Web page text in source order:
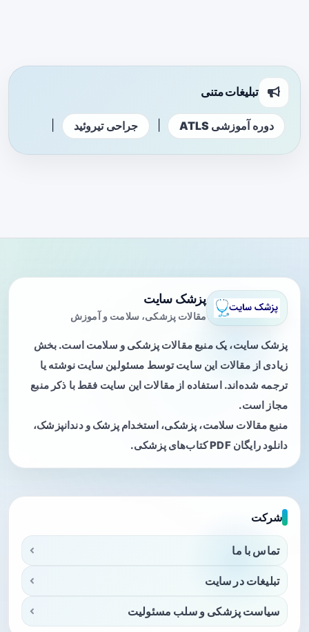
تبلیغات متنی
دوره آموزشی ATLS جراحی تیروئید
پزشک سایت
مقالات پزشکی، سلامت و آموزش
پزشک سایت، یک منبع مقالات پزشکی و سلامت است. بخش
زیادی از مقالات این سایت توسط مسئولین سایت نوشته یا
ترجمه شده‌اند. استفاده از مقالات این سایت فقط با ذکر منبع
مجاز است.
منبع مقالات سلامت، پزشکی، استخدام پزشک و دندانپزشک،
دانلود رایگان PDF کتاب‌های پزشکی.
شرکت
تماس با ما
تبلیغات در سایت
سیاست پزشکی و سلب مسئولیت